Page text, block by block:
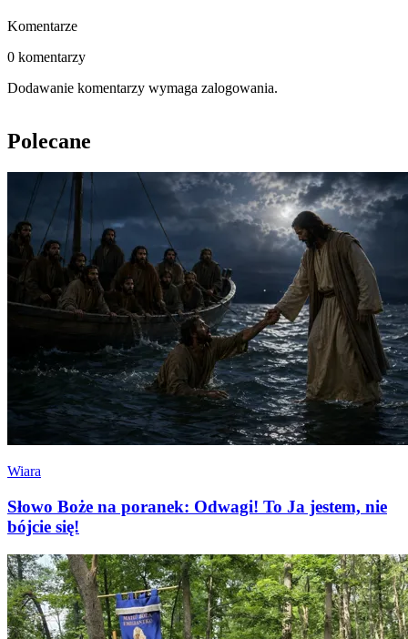
Komentarze
0 komentarzy
Dodawanie komentarzy wymaga zalogowania.
Polecane
Wiara
Słowo Boże na poranek: Odwagi! To Ja jestem, nie
bójcie się!